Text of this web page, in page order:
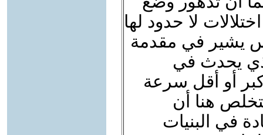
لا حدود لها
يشير في مقدمة
يحدث في
أو أقل سرعة
هنا أن
في البنيات